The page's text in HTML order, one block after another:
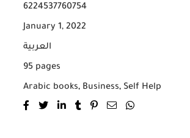
6224537760754
January 1, 2022
العربية
95 pages
Arabic books, Business, Self Help